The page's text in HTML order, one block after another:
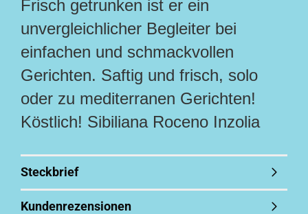
Frisch getrunken ist er ein
unvergleichlicher Begleiter bei
einfachen und schmackvollen
Gerichten. Saftig und frisch, solo
oder zu mediterranen Gerichten!
Köstlich! Sibiliana Roceno Inzolia
Steckbrief
Kundenrezensionen